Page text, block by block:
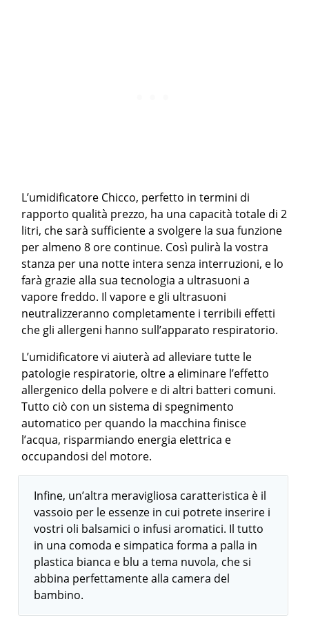
L’umidificatore Chicco, perfetto in termini di
rapporto qualità prezzo, ha una capacità totale di 2
litri, che sarà sufficiente a svolgere la sua funzione
per almeno 8 ore continue. Così pulirà la vostra
stanza per una notte intera senza interruzioni, e lo
farà grazie alla sua tecnologia a ultrasuoni a
vapore freddo. Il vapore e gli ultrasuoni
neutralizzeranno completamente i terribili effetti
che gli allergeni hanno sull’apparato respiratorio.
L’umidificatore vi aiuterà ad alleviare tutte le
patologie respiratorie, oltre a eliminare l’effetto
allergenico della polvere e di altri batteri comuni.
Tutto ciò con un sistema di spegnimento
automatico per quando la macchina finisce
l’acqua, risparmiando energia elettrica e
occupandosi del motore.
Infine, un’altra meravigliosa caratteristica è il
vassoio per le essenze in cui potrete inserire i
vostri oli balsamici o infusi aromatici. Il tutto
in una comoda e simpatica forma a palla in
plastica bianca e blu a tema nuvola, che si
abbina perfettamente alla camera del
bambino.